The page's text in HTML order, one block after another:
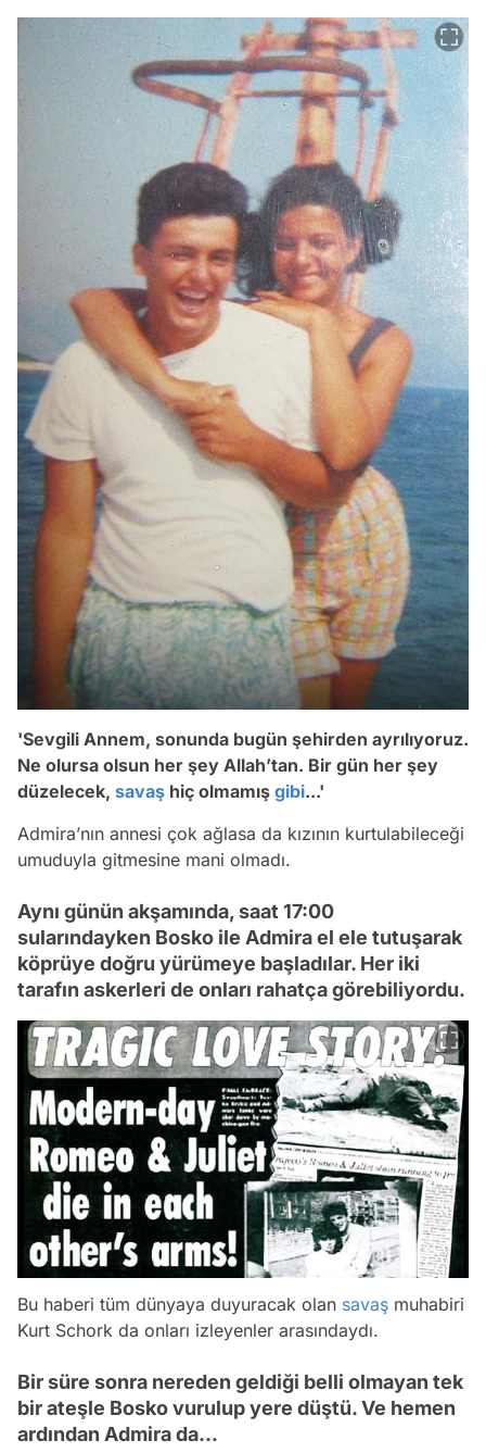
'Sevgili Annem, sonunda bugün şehirden ayrılıyoruz.
Ne olursa olsun her şey Allah’tan. Bir gün her şey
düzelecek, savaş hiç olmamış gibi...'
Admira’nın annesi çok ağlasa da kızının kurtulabileceği
umuduyla gitmesine mani olmadı.
Aynı günün akşamında, saat 17:00
sularındayken Bosko ile Admira el ele tutuşarak
köprüye doğru yürümeye başladılar. Her iki
tarafın askerleri de onları rahatça görebiliyordu.
Bu haberi tüm dünyaya duyuracak olan savaş muhabiri
Kurt Schork da onları izleyenler arasındaydı.
Bir süre sonra nereden geldiği belli olmayan tek
bir ateşle Bosko vurulup yere düştü. Ve hemen
ardından Admira da...